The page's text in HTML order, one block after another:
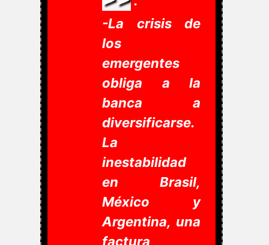
-La crisis de
los
emergentes
obliga a la
banca a
diversificarse.
La
inestabilidad
en Brasil,
México y
Argentina, una
factura